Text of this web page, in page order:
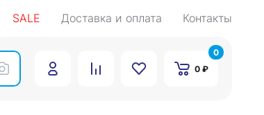
SALE Доставка и оплата Контакты
0 ₽
0